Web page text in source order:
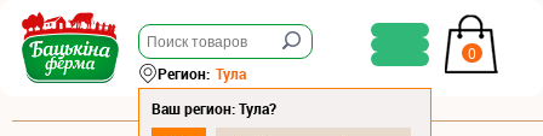
0
Регион: Тула
Ваш регион: Тула?